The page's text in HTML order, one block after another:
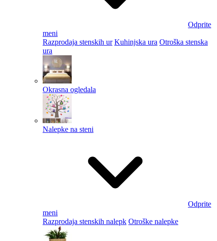
Odprite
meni
Razprodaja stenskih ur Kuhinjska ura Otroška stenska
ura
Okrasna ogledala
Nalepke na steni
Odprite
meni
Razprodaja stenskih nalepk Otroške nalepke